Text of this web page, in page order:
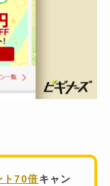
ト70倍キャン